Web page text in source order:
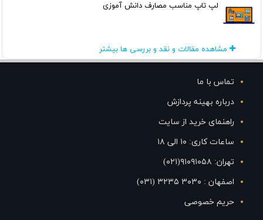
لپ تاپ مناسب مصارف دانش آموزی
مشاهده مقالات و نقد و بررسی ها بیشتر
تماس با ما
درباره بهینه پردازش
راهنمای خرید از سایت
ساعات کاری: ۱۰ الی ۱۸
تهران: ۹۱۰۹۱۰۵۸(۰۲۱)
اصفهان : ۳۰۳۰ ۳۲۳۵ (۰۳۱)
حریم خصوصی